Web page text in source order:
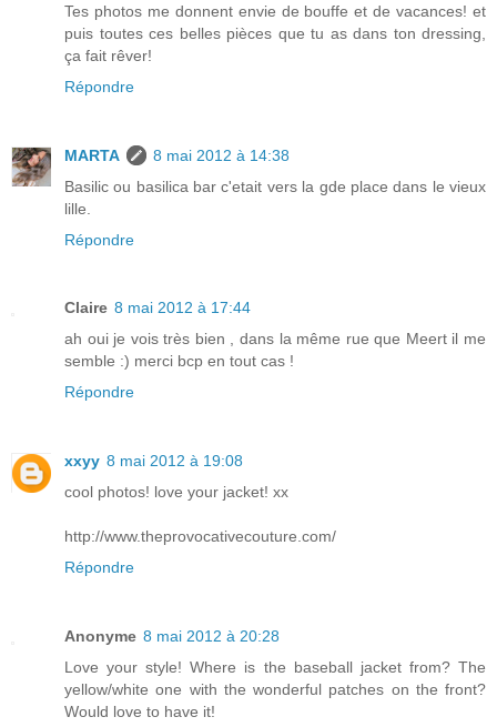
Tes photos me donnent envie de bouffe et de vacances! et
puis toutes ces belles pièces que tu as dans ton dressing,
ça fait rêver!
Répondre
MARTA
8 mai 2012 à 14:38
Basilic ou basilica bar c'etait vers la gde place dans le vieux
lille.
Répondre
Claire 8 mai 2012 à 17:44
ah oui je vois très bien , dans la même rue que Meert il me
semble :) merci bcp en tout cas !
Répondre
xxyy 8 mai 2012 à 19:08
cool photos! love your jacket! xx
http://www.theprovocativecouture.com/
Répondre
Anonyme 8 mai 2012 à 20:28
Love your style! Where is the baseball jacket from? The
yellow/white one with the wonderful patches on the front?
Would love to have it!